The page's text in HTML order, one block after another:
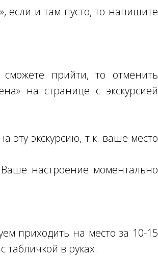
если и там пусто, то напишите
прийти, то отменить
на странице с экскурсией
эту экскурсию, т.к. ваше место
настроение моментально
приходить на место за 10-15
табличкой в руках.